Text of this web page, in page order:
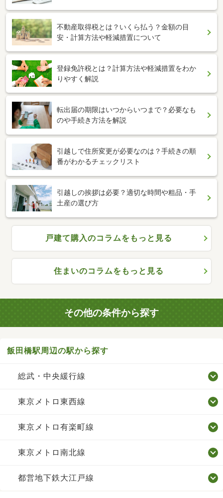
不動産取得税とは？いくら払う？金額の目
安・計算方法や軽減措置について
登録免許税とは？計算方法や軽減措置をわか
りやすく解説
転出届の期限はいつからいつまで？必要なも
のや手続き方法を解説
引越しで住所変更が必要なのは？手続きの順
番がわかるチェックリスト
引越しの挨拶は必要？適切な時間や粗品・手
土産の選び方
戸建て購入のコラムをもっと見る
住まいのコラムをもっと見る
その他の条件から探す
飯田橋駅周辺の駅から探す
総武・中央緩行線
東京メトロ東西線
東京メトロ有楽町線
東京メトロ南北線
都営地下鉄大江戸線